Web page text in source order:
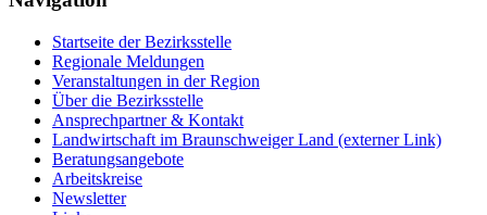
Startseite der Bezirksstelle
Regionale Meldungen
Veranstaltungen in der Region
Über die Bezirksstelle
Ansprechpartner & Kontakt
Landwirtschaft im Braunschweiger Land (externer Link)
Beratungsangebote
Arbeitskreise
Newsletter